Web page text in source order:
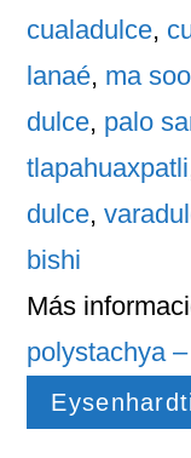
cualadulce,
lanaé, ma soo
dulce, palo
tlapahuaxpatli
dulce,
bishi
Más
polystachya